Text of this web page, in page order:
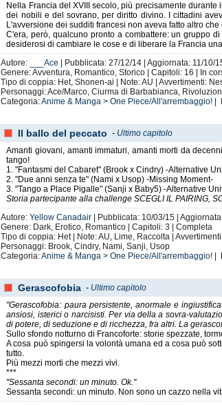
Nella Francia del XVIII secolo, più precisamente
dei nobili e del sovrano, per diritto divino. I cittadini
L'avversione dei sudditi francesi non aveva fatto altro
C'era, però, qualcuno pronto a combattere: un gruppo
desiderosi di cambiare le cose e di liberare la Francia
Autore:
___Ace
| Pubblicata: 27/12/14 | Aggiornata: 11/10/
Genere: Avventura, Romantico, Storico | Capitoli: 16 | In
Tipo di coppia: Het, Shonen-ai | Note: AU | Avvertimenti:
Personaggi: Ace/Marco, Ciurma di Barbabianca,
Categoria:Anime & Manga >One Piece/All'arrembaggio! |
Il ballo del peccato - Ultimo capitolo
Amanti giovani, amanti immaturi, amanti morti da
tango!
1. "Fantasmi del Cabaret" (Brook x Cindry) -Alternative
2. "Due anni senza te" (Nami x Usop) -Missing Moment-
3. "Tango a Place Pigalle" (Sanji x Baby5) -Alternative
Storia partecipante alla challenge SCEGLI IL PAIRING,
Autore:Yellow Canadair | Pubblicata: 10/03/15 |
Genere: Dark, Erotico, Romantico | Capitoli: 3 | Completa
Tipo di coppia: Het | Note: AU, Lime, Raccolta |
Personaggi: Brook, Cindry, Nami, Sanji, Usop
Categoria:Anime & Manga >One Piece/All'arrembaggio! |
Gerascofobia - Ultimo capitolo
"Gerascofobia: paura persistente, anormale e
ansiosi, isterici o narcisisti. Per via della a sovra-
di potere, di seduzione e di ricchezza, fra altri. La
Sullo sfondo notturno di Francoforte: storie spezzate,
A cosa può spingersi la volontà umana ed a cosa può
tutto.
Più mezzi morti che mezzi vivi.
***
"Sessanta secondi: un minuto. Ok."
Sessanta secondi: un minuto. Non sono un cazzo nella